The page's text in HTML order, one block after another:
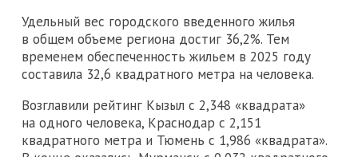
Удельный вес городского введенного жилья
в общем объеме региона достиг 36,2%. Тем
временем обеспеченность жильем в 2025 году
составила 32,6 квадратного метра на человека.
Возглавили рейтинг Кызыл с 2,348 «квадрата»
на одного человека, Краснодар с 2,151
квадратного метра и Тюмень с 1,986 «квадрата».